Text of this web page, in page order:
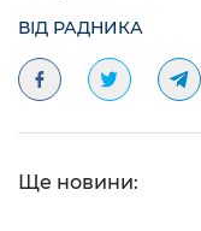
ВІД РАДНИКА
Ще новини: